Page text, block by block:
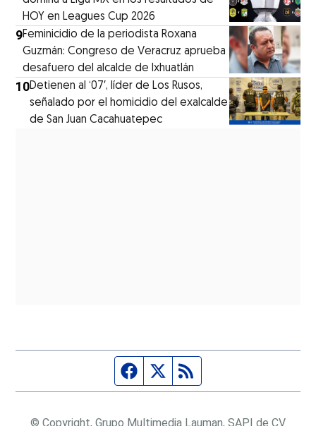
HOY en Leagues Cup 2026
9Feminicidio de la periodista Roxana
Guzmán: Congreso de Veracruz aprueba
desafuero del alcalde de Ixhuatlán
10Detienen al ‘07′, líder de Los Rusos,
señalado por el homicidio del exalcalde
de San Juan Cacahuatepec
Página de Facebook
Fuente Twitter
© Copyright, Grupo Multimedia Lauman, SAPI de CV